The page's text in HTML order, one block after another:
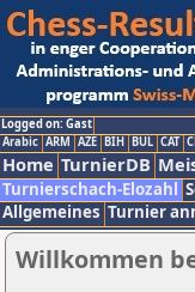
Logged on: Gast
Arabic ARM AZE BIH BUL CAT
Home TurnierDB
Turnierschach-Elozahl
Allgemeines Turnier
Willkommen